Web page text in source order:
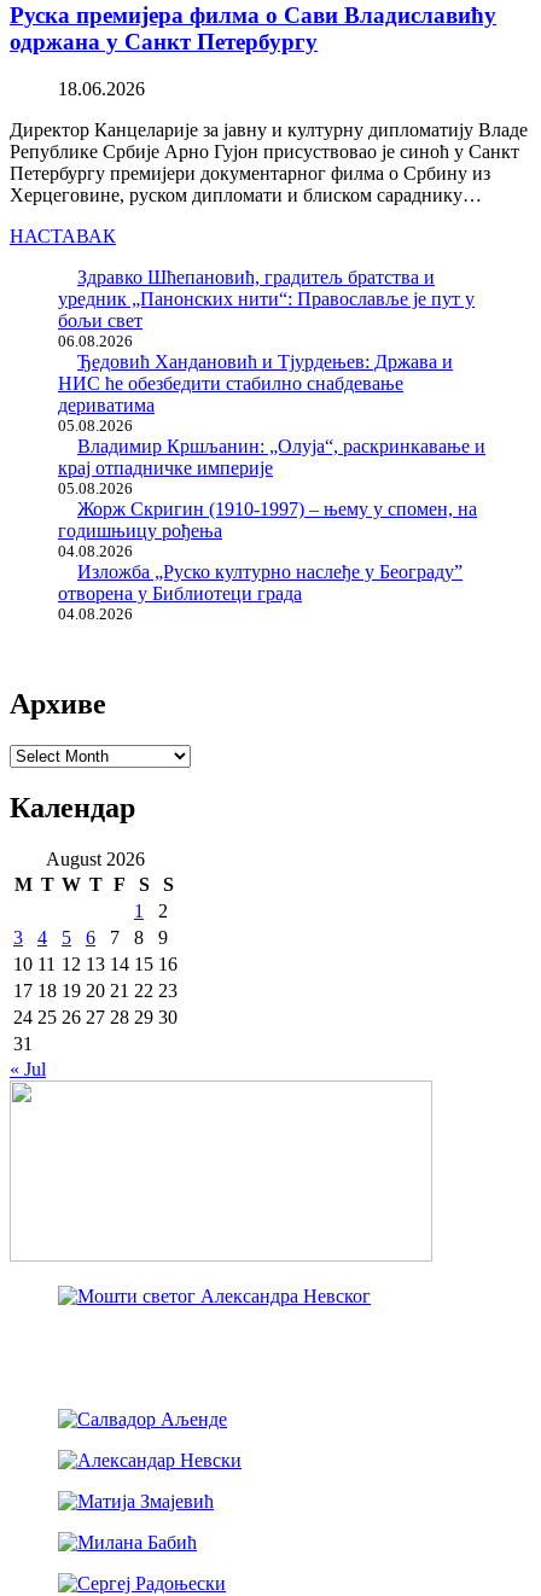
Руска премијера филма о Сави Владиславићу
одржана у Санкт Петербургу
18.06.2026
Директор Канцеларије за јавну и културну дипломатију Владе
Републике Србије Арно Гујон присуствовао је синоћ у Санкт
Петербургу премијери документарног филма о Србину из
Херцеговине, руском дипломати и блиском сараднику…
НАСТАВАК
Здравко Шћепановић, градитељ братства и
уредник „Панонских нити“: Православље је пут у
бољи свет
06.08.2026
Ђедовић Хандановић и Тјурдењев: Држава и
НИС ће обезбедити стабилно снабдевање
дериватима
05.08.2026
Владимир Кршљанин: „Олуја“, раскринкавање и
крај отпадничке империје
05.08.2026
Жорж Скригин (1910-1997) – њему у спомен, на
годишњицу рођења
04.08.2026
Изложба „Руско културно наслеђе у Београду”
отворена у Библиотеци града
04.08.2026
Архиве
Архиве
Календар
August 2026
M T W T F S
S
1
2
3
4 5 6 7 8
9
10 11 12 13 14 15 16
17 18 19 20 21 22 23
24 25 26 27 28 29 30
31
« Jul